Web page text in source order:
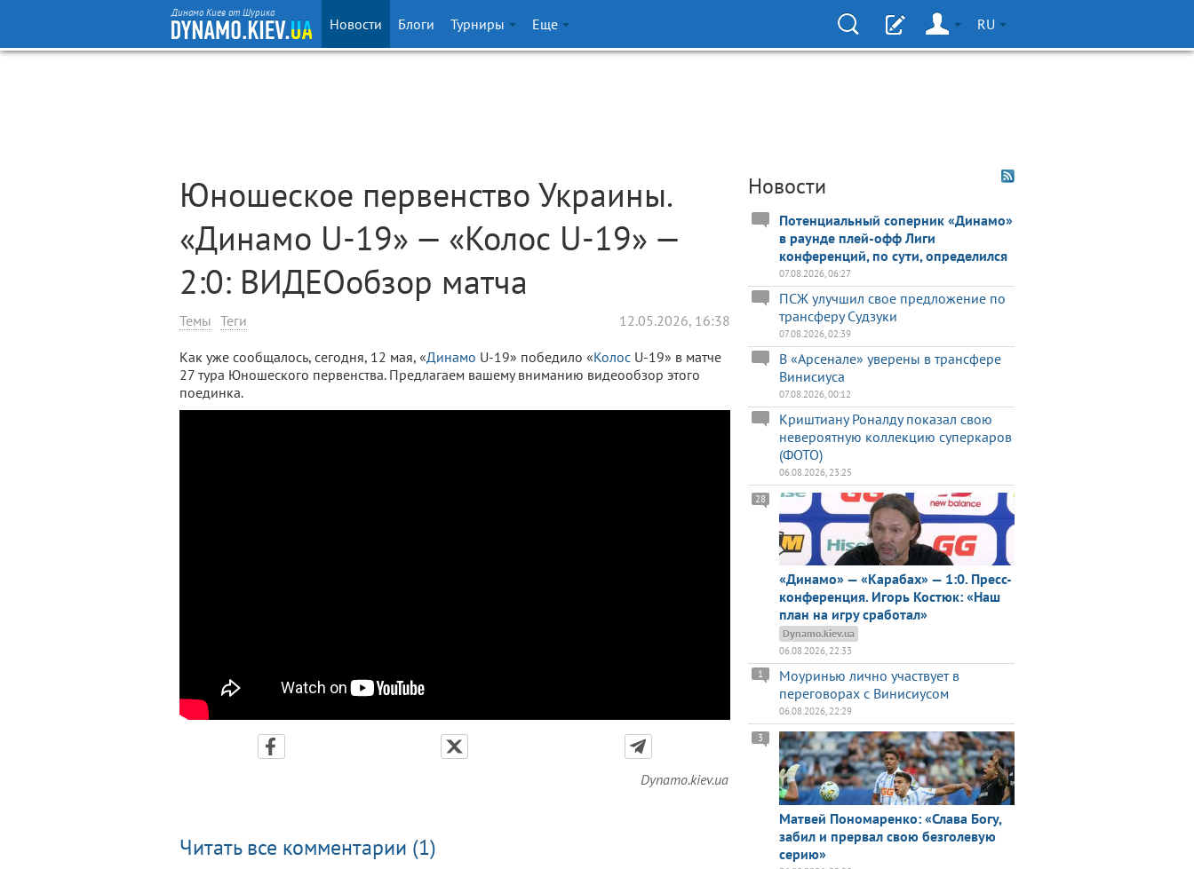
Динамо Киев от Шурика
Новости Блоги Турниры Еще RU
Юношеское первенство Украины.
«Динамо U-19» — «Колос U-19» —
2:0: ВИДЕОобзор матча
Темы Теги 12.05.2026, 16:38
Как уже сообщалось, сегодня, 12 мая, «Динамо U-19» победило «Колос U-19» в матче
27 тура Юношеского первенства. Предлагаем вашему вниманию видеообзор этого
поединка.
Dynamo.kiev.ua
Читать все комментарии (1)
Новости
Потенциальный соперник «Динамо»
в раунде плей-офф Лиги
конференций, по сути, определился
07.08.2026, 06:27
ПСЖ улучшил свое предложение по
трансферу Судзуки
07.08.2026, 02:39
В «Арсенале» уверены в трансфере
Винисиуса
07.08.2026, 00:12
Криштиану Роналду показал свою
невероятную коллекцию суперкаров
(ФОТО)
06.08.2026, 23:25
«Динамо» — «Карабах» — 1:0. Пресс-
конференция. Игорь Костюк: «Наш
план на игру сработал»
28
Dynamo.kiev.ua
06.08.2026, 22:33
Моуринью лично участвует в
переговорах с Винисиусом
1
06.08.2026, 22:29
Матвей Пономаренко: «Слава Богу,
забил и прервал свою безголевую
серию»
3